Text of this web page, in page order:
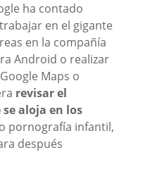
ha contado
en el gigante
en la compañía
Android o realizar
Maps o
revisar el
aloja en los
pornografía infantil,
después